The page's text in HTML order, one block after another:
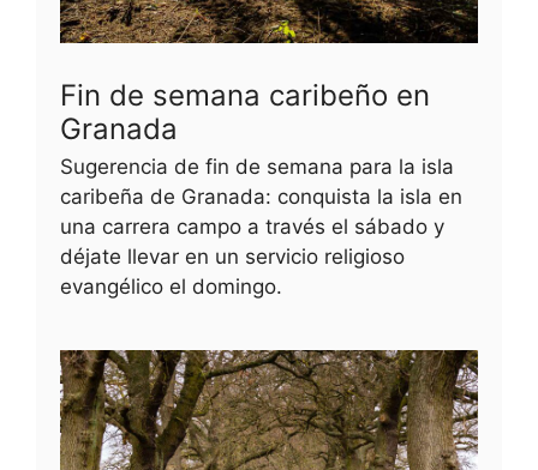
Fin de semana caribeño en
Granada
Sugerencia de fin de semana para la isla
caribeña de Granada: conquista la isla en
una carrera campo a través el sábado y
déjate llevar en un servicio religioso
evangélico el domingo.